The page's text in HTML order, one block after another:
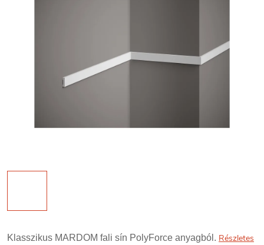
Klasszikus MARDOM fali sín PolyForce anyagból. Részletes